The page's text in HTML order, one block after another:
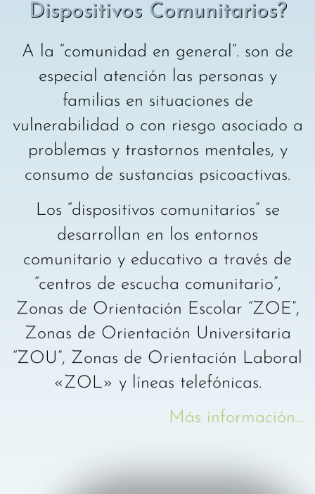
Dispositivos Comunitarios?
A la “comunidad en general”. son de
especial atención las personas y
familias en situaciones de
vulnerabilidad o con riesgo asociado a
problemas y trastornos mentales, y
consumo de sustancias psicoactivas.
Los “dispositivos comunitarios” se
desarrollan en los entornos
comunitario y educativo a través de
“centros de escucha comunitario”,
Zonas de Orientación Escolar “ZOE”,
Zonas de Orientación Universitaria
“ZOU”, Zonas de Orientación Laboral
«ZOL» y líneas telefónicas.
Más información…